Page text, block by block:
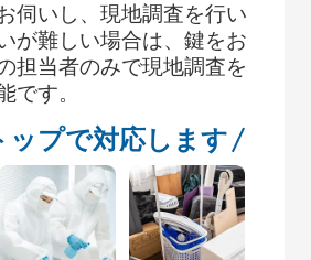
伺いし、現地調査を行い
が難しい場合は、鍵をお
担当者のみで現地調査を
です。
ップで対応します